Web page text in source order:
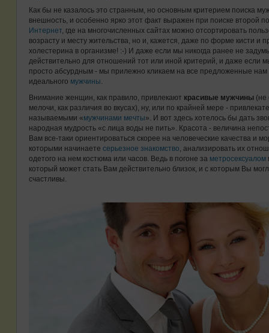
Как бы не казалось это странным, но основным критерием поиска
внешность, и особенно ярко этот факт выражен при поиске второй
Интернет, где на многочисленных сайтах можно отсортировать
возрасту и месту жительства, но и, кажется, даже по форме кисти и
холестерина в организме! :-) И даже если мы никогда ранее не
действительно для отношений тот или иной критерий, и даже если
просто абсурдным - мы прилежно кликаем на все предложенные нам
идеального мужчины.
Внимание женщин, как правило, привлекают красивые мужчины (не
мелочи, как различия во вкусах), ну, или по крайней мере -
называемыми «мужчинами мечты». И вот здесь хотелось бы дать
народная мудрость «с лица воды не пить». Красота - величина
Вам все-таки ориентироваться скорее на человеческие качества и
которыми начинаете серьезное знакомство, анализировать их
одетого на нем костюма или часов. Ведь в погоне за метросексуалом
который может стать Вам действительно близок, и с которым Вы
счастливы.